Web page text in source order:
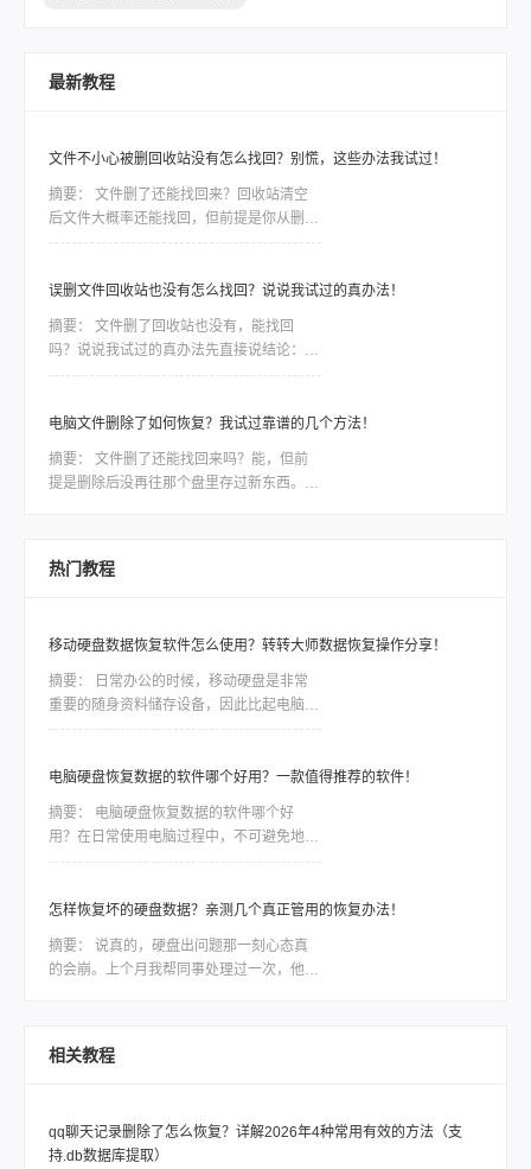
最新教程
文件不小心被删回收站没有怎么找回？别慌，这些办法我试过！
摘要：
后文件大概率还能找回，但前提是你从删除
之后到发现之前，没再往那个盘里存过新东
真实数据还在磁盘上待着。这个前提比用什
仙软件也救不回来。前阵子同事小李给客户
做方案，晚上赶工误把存了三天素材的文件
误删文件回收站也没有怎么找回？说说我试过的真办法！
摘要：
吗？说说我试过的真办法先直接说结论：能
找回，但前提是你清空回收站之后没再往那
否被“覆盖”，比用什么软件都关键——因为
还躺在硬盘里；但只要新数据住了进去，原
文件就被物理抹掉，神仙也难救。一段糟心
堆模糊的重复图，结果
电脑文件删除了如何恢复？我试过靠谱的几个方法！
摘要：
提是删除后没再往那个盘里存过新东西。电
真把原来的文件盖掉。盖掉的部分，用什么
热门教程
移动硬盘数据恢复软件怎么使用？转转大师数据恢复操作分享！
摘要：
重要的随身资料储存设备，因此比起电脑本
地的硬盘，移动硬盘更加容易出现数据丢
备份，那么造成的损失将是难以估量的，因
常大，今天我们就针对转转数据恢复大师数
据恢复这款软件，讲讲如何利用工具恢复丢
电脑硬盘恢复数据的软件哪个好用？一款值得推荐的软件！
摘要：
用？在日常使用电脑过程中，不可避免地会
遇到电脑硬盘数据丢失或损坏的情况。无论
们都面临着一种紧迫感，需要尽快找到一款
而，市面上各种各样的电脑硬盘恢复软件让
人眼花缭乱，我们应该如何选择呢？本文将
怎样恢复坏的硬盘数据？亲测几个真正管用的恢复办法！
摘要：
的会崩。上个月我帮同事处理过一次，他那
据？后来折腾了大半天才把东西捞回来大部
付费的顺序，把我试过靠谱的几个方法都告
诉你，重点解决怎样恢复坏的硬盘数据这个
相关教程
qq聊天记录删除了怎么恢复？详解2026年4种常用有效的方法（支
持.db数据库提取）